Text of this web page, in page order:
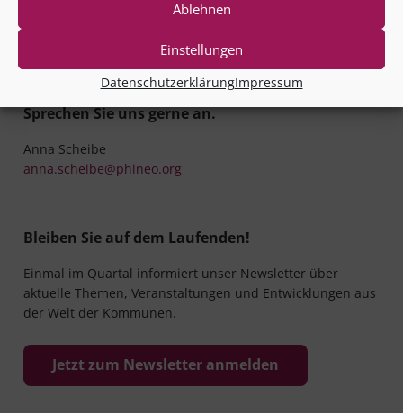
Ablehnen
Einstellungen
DatenschutzerklärungImpressum
Rückfragen?
Sprechen Sie uns gerne an.
Anna Scheibe
anna.scheibe@phineo.org
Bleiben Sie auf dem Laufenden!
Einmal im Quartal informiert unser Newsletter über
aktuelle Themen, Veranstaltungen und Entwicklungen aus
der Welt der Kommunen.
Jetzt zum Newsletter anmelden